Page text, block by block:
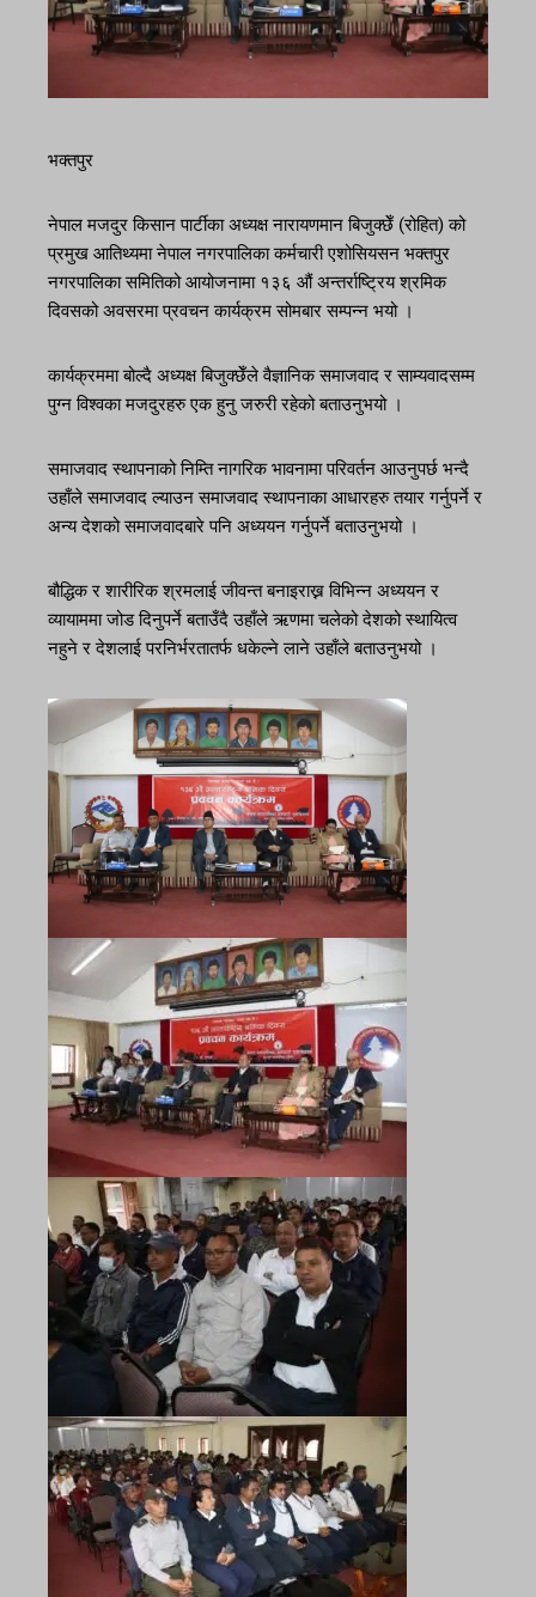
भक्तपुर
नेपाल मजदुर किसान पार्टीका अध्यक्ष नारायणमान बिजुक्छेँ (रोहित) को
प्रमुख आतिथ्यमा नेपाल नगरपालिका कर्मचारी एशोसियसन भक्तपुर
नगरपालिका समितिको आयोजनामा १३६ औं अन्तर्राष्ट्रिय श्रमिक
दिवसको अवसरमा प्रवचन कार्यक्रम सोमबार सम्पन्न भयो ।
कार्यक्रममा बोल्दै अध्यक्ष बिजुक्छेँले वैज्ञानिक समाजवाद र साम्यवादसम्म
पुग्न विश्वका मजदुरहरु एक हुनु जरुरी रहेको बताउनुभयो ।
समाजवाद स्थापनाको निम्ति नागरिक भावनामा परिवर्तन आउनुपर्छ भन्दै
उहाँले समाजवाद ल्याउन समाजवाद स्थापनाका आधारहरु तयार गर्नुपर्ने र
अन्य देशको समाजवादबारे पनि अध्ययन गर्नुपर्ने बताउनुभयो ।
बौद्धिक र शारीरिक श्रमलाई जीवन्त बनाइराख्न विभिन्न अध्ययन र
व्यायाममा जोड दिनुपर्ने बताउँदै उहाँले ऋणमा चलेको देशको स्थायित्व
नहुने र देशलाई परनिर्भरतातर्फ धकेल्ने लाने उहाँले बताउनुभयो ।